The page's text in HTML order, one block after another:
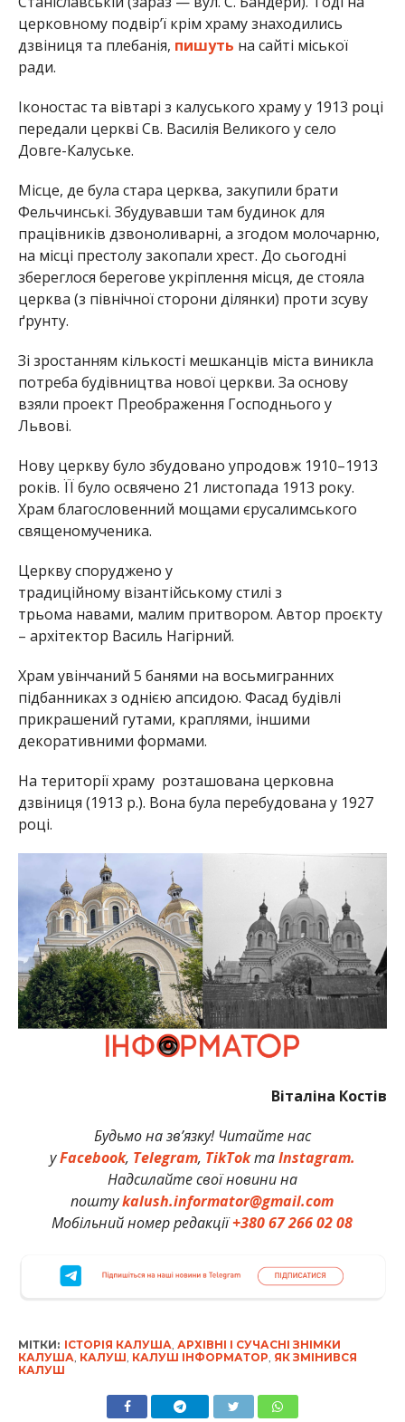
церковному подвір’ї крім храму знаходились
дзвіниця та плебанія, пишуть на сайті міської
ради.
Іконостас та вівтарі з калуського храму у 1913 році
передали церкві Св. Василія Великого у село
Довге-Калуське.
Місце, де була стара церква, закупили брати
Фельчинські. Збудувавши там будинок для
працівників дзвоноливарні, а згодом молочарню,
на місці престолу закопали хрест. До сьогодні
збереглося берегове укріплення місця, де стояла
церква (з північної сторони ділянки) проти зсуву
ґрунту.
Зі зростанням кількості мешканців міста виникла
потреба будівництва нової церкви. За основу
взяли проект Преображення Господнього у
Львові.
Нову церкву було збудовано упродовж 1910–1913
років. ЇЇ було освячено 21 листопада 1913 року.
Храм благословенний мощами єрусалимського
священомученика.
Церкву споруджено у
традиційному візантійському стилі з
трьома навами, малим притвором. Автор проєкту
– архітектор Василь Нагірний.
Храм увінчаний 5 банями на восьмигранних
підбанниках з однією апсидою. Фасад будівлі
прикрашений гутами, краплями, іншими
декоративними формами.
На території храму розташована церковна
дзвіниця (1913 р.). Вона була перебудована у 1927
році.
Віталіна Костів
Будьмо на зв’язку! Читайте нас
уFacebook, Telegram, TikTokтаInstagram.
Надсилайте свої новини на
поштуkalush.informator@gmail.com
Мобільний номер редакції+380 67 266 02 08
МІТКИ: ІСТОРІЯ КАЛУША АРХІВНІ І СУЧАСНІ ЗНІМКИ
КАЛУША КАЛУШ КАЛУШ ІНФОРМАТОР ЯК ЗМІНИВСЯ
КАЛУШ